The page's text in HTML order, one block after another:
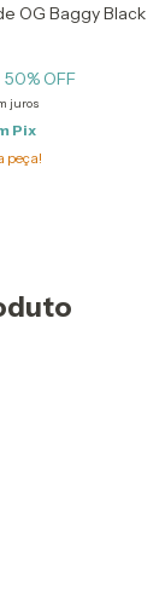
OG Baggy Black
50% OFF
juros
Pix
peça!